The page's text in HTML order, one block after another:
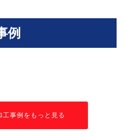
例
工事例をもっと見る